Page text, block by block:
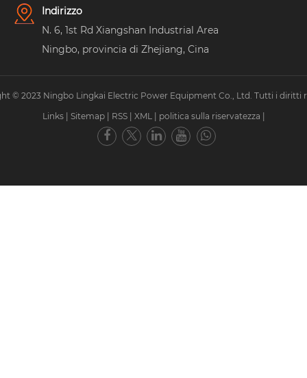
Indirizzo
N. 6, 1st Rd Xiangshan Industrial Area
Ningbo, provincia di Zhejiang, Cina
© 2023 Ningbo Lingkai Electric Power Equipment Co., Ltd. Tutti i diritti
Links
Sitemap RSS XML politica sulla riservatezza